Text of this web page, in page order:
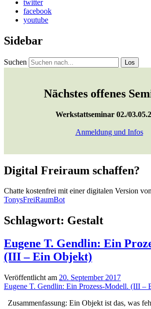
twitter
facebook
youtube
Sidebar
Suchen
Nächstes offenes
Werkstattseminar 02./
Anmeldung und Infos
Digital Freiraum schaffen?
Chatte kostenfrei mit einer digitalen Version
TonysFreiRaumBot
Schlagwort: Gestalt
Eugene T. Gendlin: Ein
(III – Ein Objekt)
Veröffentlicht am 20. September 2017
Eugene T. Gendlin: Ein Prozess-Modell. (III –
Zusammenfassung: Ein Objekt ist das, was